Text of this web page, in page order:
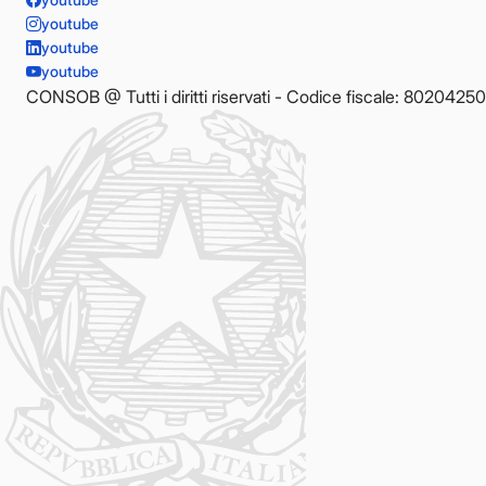
youtube
youtube
youtube
CONSOB @ Tutti i diritti riservati - Codice fiscale: